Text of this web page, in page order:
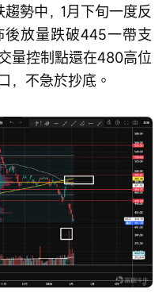
趨勢中，1月下旬一度反
放量跌破445一帶支
量控制點還在480高位
，不急於抄底。